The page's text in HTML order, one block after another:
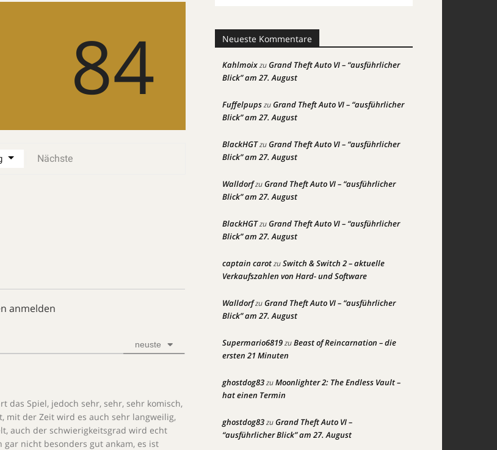
84
Nächste
anmelden
neuste
das Spiel, jedoch sehr, sehr, sehr komisch,
mit der Zeit wird es auch sehr langweilig,
auch der schwierigkeitsgrad wird echt
nicht besonders gut ankam, es ist
Neueste Kommentare
KahlmoixzuGrand Theft Auto VI – “ausführlicher
Blick” am 27. August
FuffelpupszuGrand Theft Auto VI – “ausführlicher
Blick” am 27. August
BlackHGTzuGrand Theft Auto VI – “ausführlicher
Blick” am 27. August
WalldorfzuGrand Theft Auto VI – “ausführlicher
Blick” am 27. August
BlackHGTzuGrand Theft Auto VI – “ausführlicher
Blick” am 27. August
captain carotzuSwitch & Switch 2 – aktuelle
Verkaufszahlen von Hard- und Software
WalldorfzuGrand Theft Auto VI – “ausführlicher
Blick” am 27. August
Supermario6819zuBeast of Reincarnation – die
ersten 21 Minuten
ghostdog83zuMoonlighter 2: The Endless Vault –
hat einen Termin
ghostdog83zuGrand Theft Auto VI –
“ausführlicher Blick” am 27. August